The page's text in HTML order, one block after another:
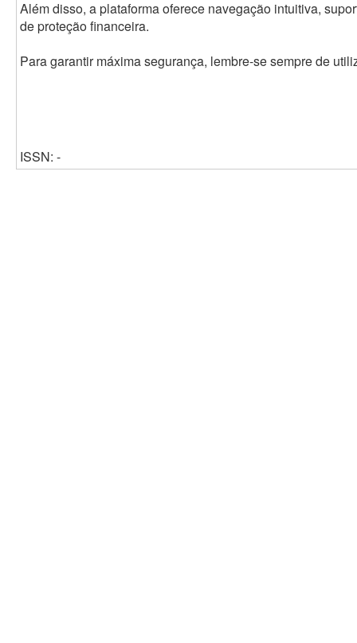
Além disso, a plataforma oferece navegação intuitiva,
de proteção financeira.
Para garantir máxima segurança, lembre-se sempre de
ISSN: -